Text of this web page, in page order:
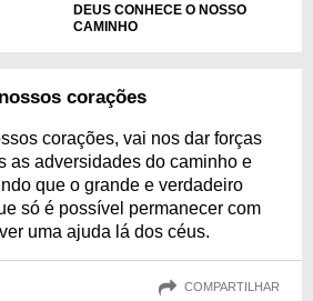
DEUS CONHECE O NOSSO
CAMINHO
corações
corações, vai nos dar forças
as adversidades do caminho e
que o grande e verdadeiro
só é possível permanecer com
uma ajuda lá dos céus.
COMPARTILHAR